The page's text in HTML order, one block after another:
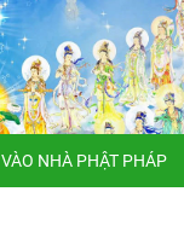
VÀO NHÀ PHẬT PHÁP